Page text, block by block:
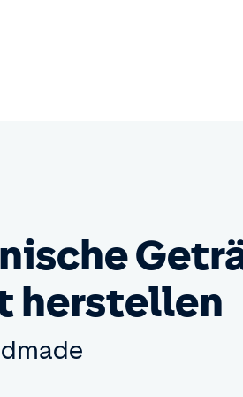
herstellen